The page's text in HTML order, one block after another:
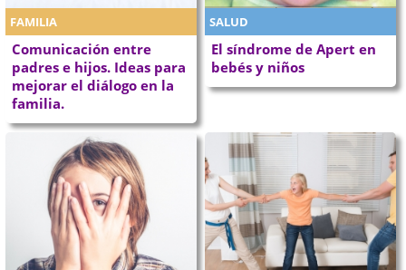
FAMILIA
Comunicación entre
padres e hijos. Ideas para
mejorar el diálogo en la
familia.
SALUD
El síndrome de Apert en
bebés y niños